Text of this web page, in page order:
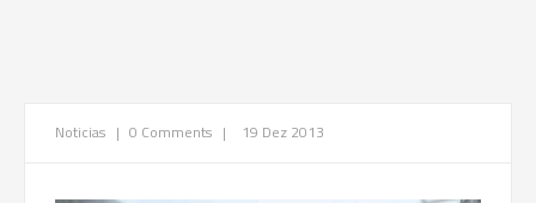
Noticias | 0 Comments | 19 Dez 2013